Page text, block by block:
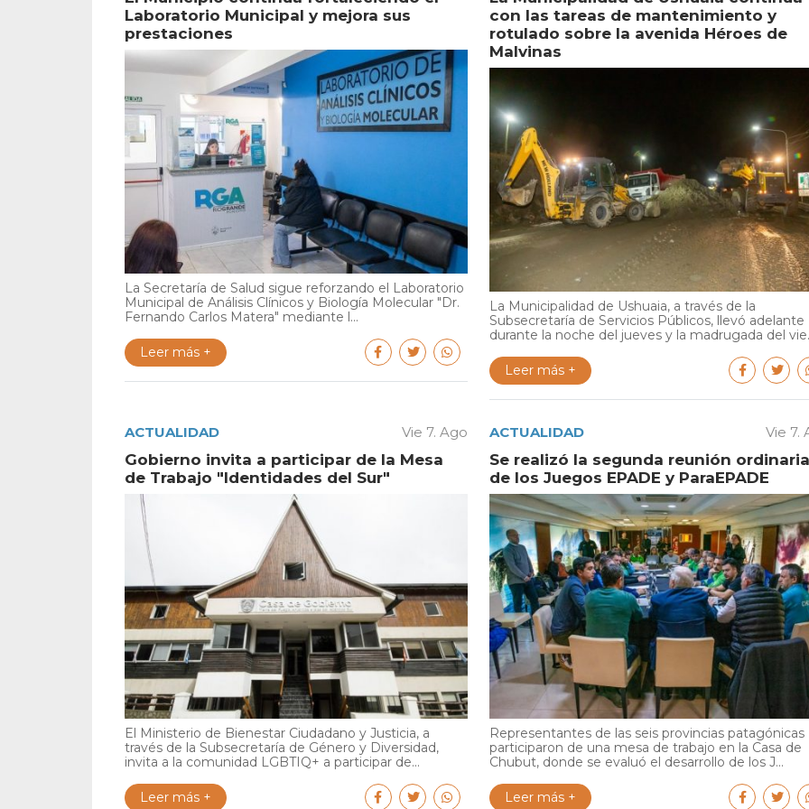
Laboratorio Municipal y mejora sus
prestaciones
La Secretaría de Salud sigue reforzando el Laboratorio
Municipal de Análisis Clínicos y Biología Molecular "Dr.
Fernando Carlos Matera" mediante l...
Leer más +
con las tareas de mantenimiento y
rotulado sobre la avenida Héroes de
Malvinas
La Municipalidad de Ushuaia, a través de la
Subsecretaría de Servicios Públicos, llevó adelante
durante la noche del jueves y la madrugada del
Leer más +
ACTUALIDAD Vie 7. Ago
Gobierno invita a participar de la Mesa
de Trabajo "Identidades del Sur"
El Ministerio de Bienestar Ciudadano y Justicia, a
través de la Subsecretaría de Género y Diversidad,
invita a la comunidad LGBTIQ+ a participar de...
Leer más +
ACTUALIDAD Vie 7.
Se realizó la segunda reunión ordinaria
de los Juegos EPADE y ParaEPADE
Representantes de las seis provincias patagónicas
participaron de una mesa de trabajo en la Casa de
Chubut, donde se evaluó el desarrollo de los J...
Leer más +